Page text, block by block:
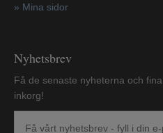
» Mina sidor
Nyhetsbrev
Få de senaste nyheterna och
inkorg!